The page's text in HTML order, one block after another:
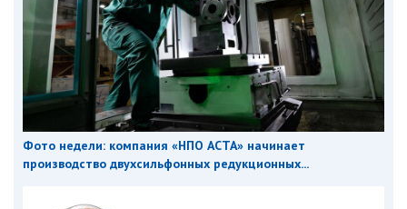
Фото недели: компания «НПО АСТА» начинает
производство двухсильфонных редукционных...